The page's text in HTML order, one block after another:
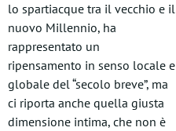
lo spartiacque tra il vecchio e il
nuovo Millennio, ha
rappresentato un
ripensamento in senso locale e
globale del “secolo breve”, ma
ci riporta anche quella giusta
dimensione intima, che non è